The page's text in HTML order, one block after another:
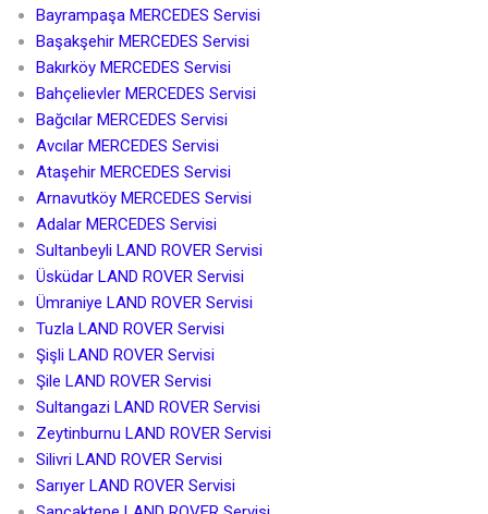
Bayrampaşa MERCEDES Servisi
Başakşehir MERCEDES Servisi
Bakırköy MERCEDES Servisi
Bahçelievler MERCEDES Servisi
Bağcılar MERCEDES Servisi
Avcılar MERCEDES Servisi
Ataşehir MERCEDES Servisi
Arnavutköy MERCEDES Servisi
Adalar MERCEDES Servisi
Sultanbeyli LAND ROVER Servisi
Üsküdar LAND ROVER Servisi
Ümraniye LAND ROVER Servisi
Tuzla LAND ROVER Servisi
Şişli LAND ROVER Servisi
Şile LAND ROVER Servisi
Sultangazi LAND ROVER Servisi
Zeytinburnu LAND ROVER Servisi
Silivri LAND ROVER Servisi
Sarıyer LAND ROVER Servisi